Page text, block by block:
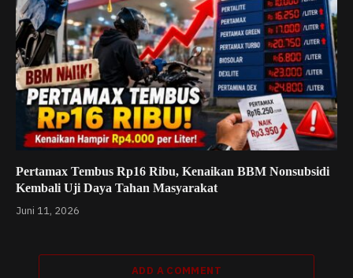
Pertamax Tembus Rp16 Ribu, Kenaikan BBM Nonsubsidi
Kembali Uji Daya Tahan Masyarakat
Juni 11, 2026
ADD A COMMENT